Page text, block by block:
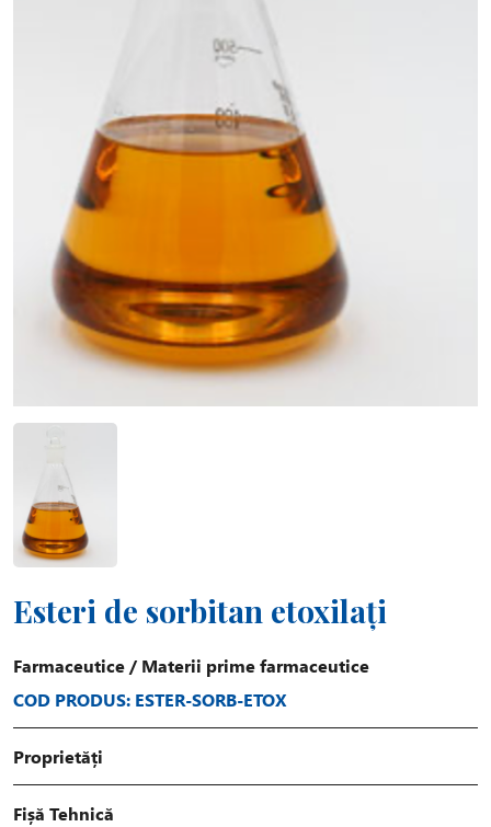
Esteri de sorbitan etoxilați
Farmaceutice / Materii prime farmaceutice
COD PRODUS: ESTER-SORB-ETOX
Proprietăți
Fișă Tehnică